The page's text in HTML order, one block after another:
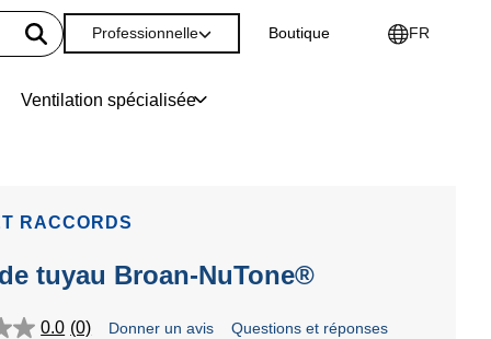
Ventilation spécialisée
Professionnelle Boutique FR
RACCORDS
tuyau Broan-NuTone®
0.0 (0) Donner un avis Questions et réponses